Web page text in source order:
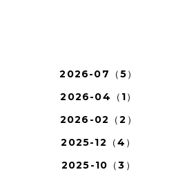
2026-07（5）
2026-04（1）
2026-02（2）
2025-12（4）
2025-10（3）